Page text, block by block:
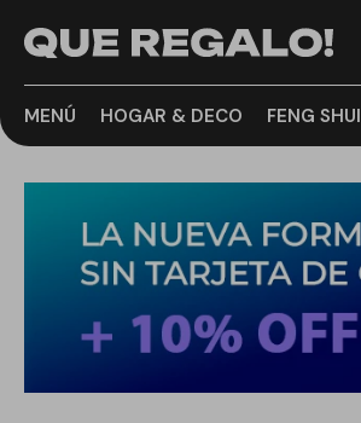
MENÚ HOGAR & DECO FENG SHUI